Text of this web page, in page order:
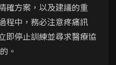
確方案，以及建議的重
程中，務必注意疼痛訊
即停止訓練並尋求醫療協
。